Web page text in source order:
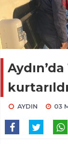
kurtarıldı
AYDIN 03